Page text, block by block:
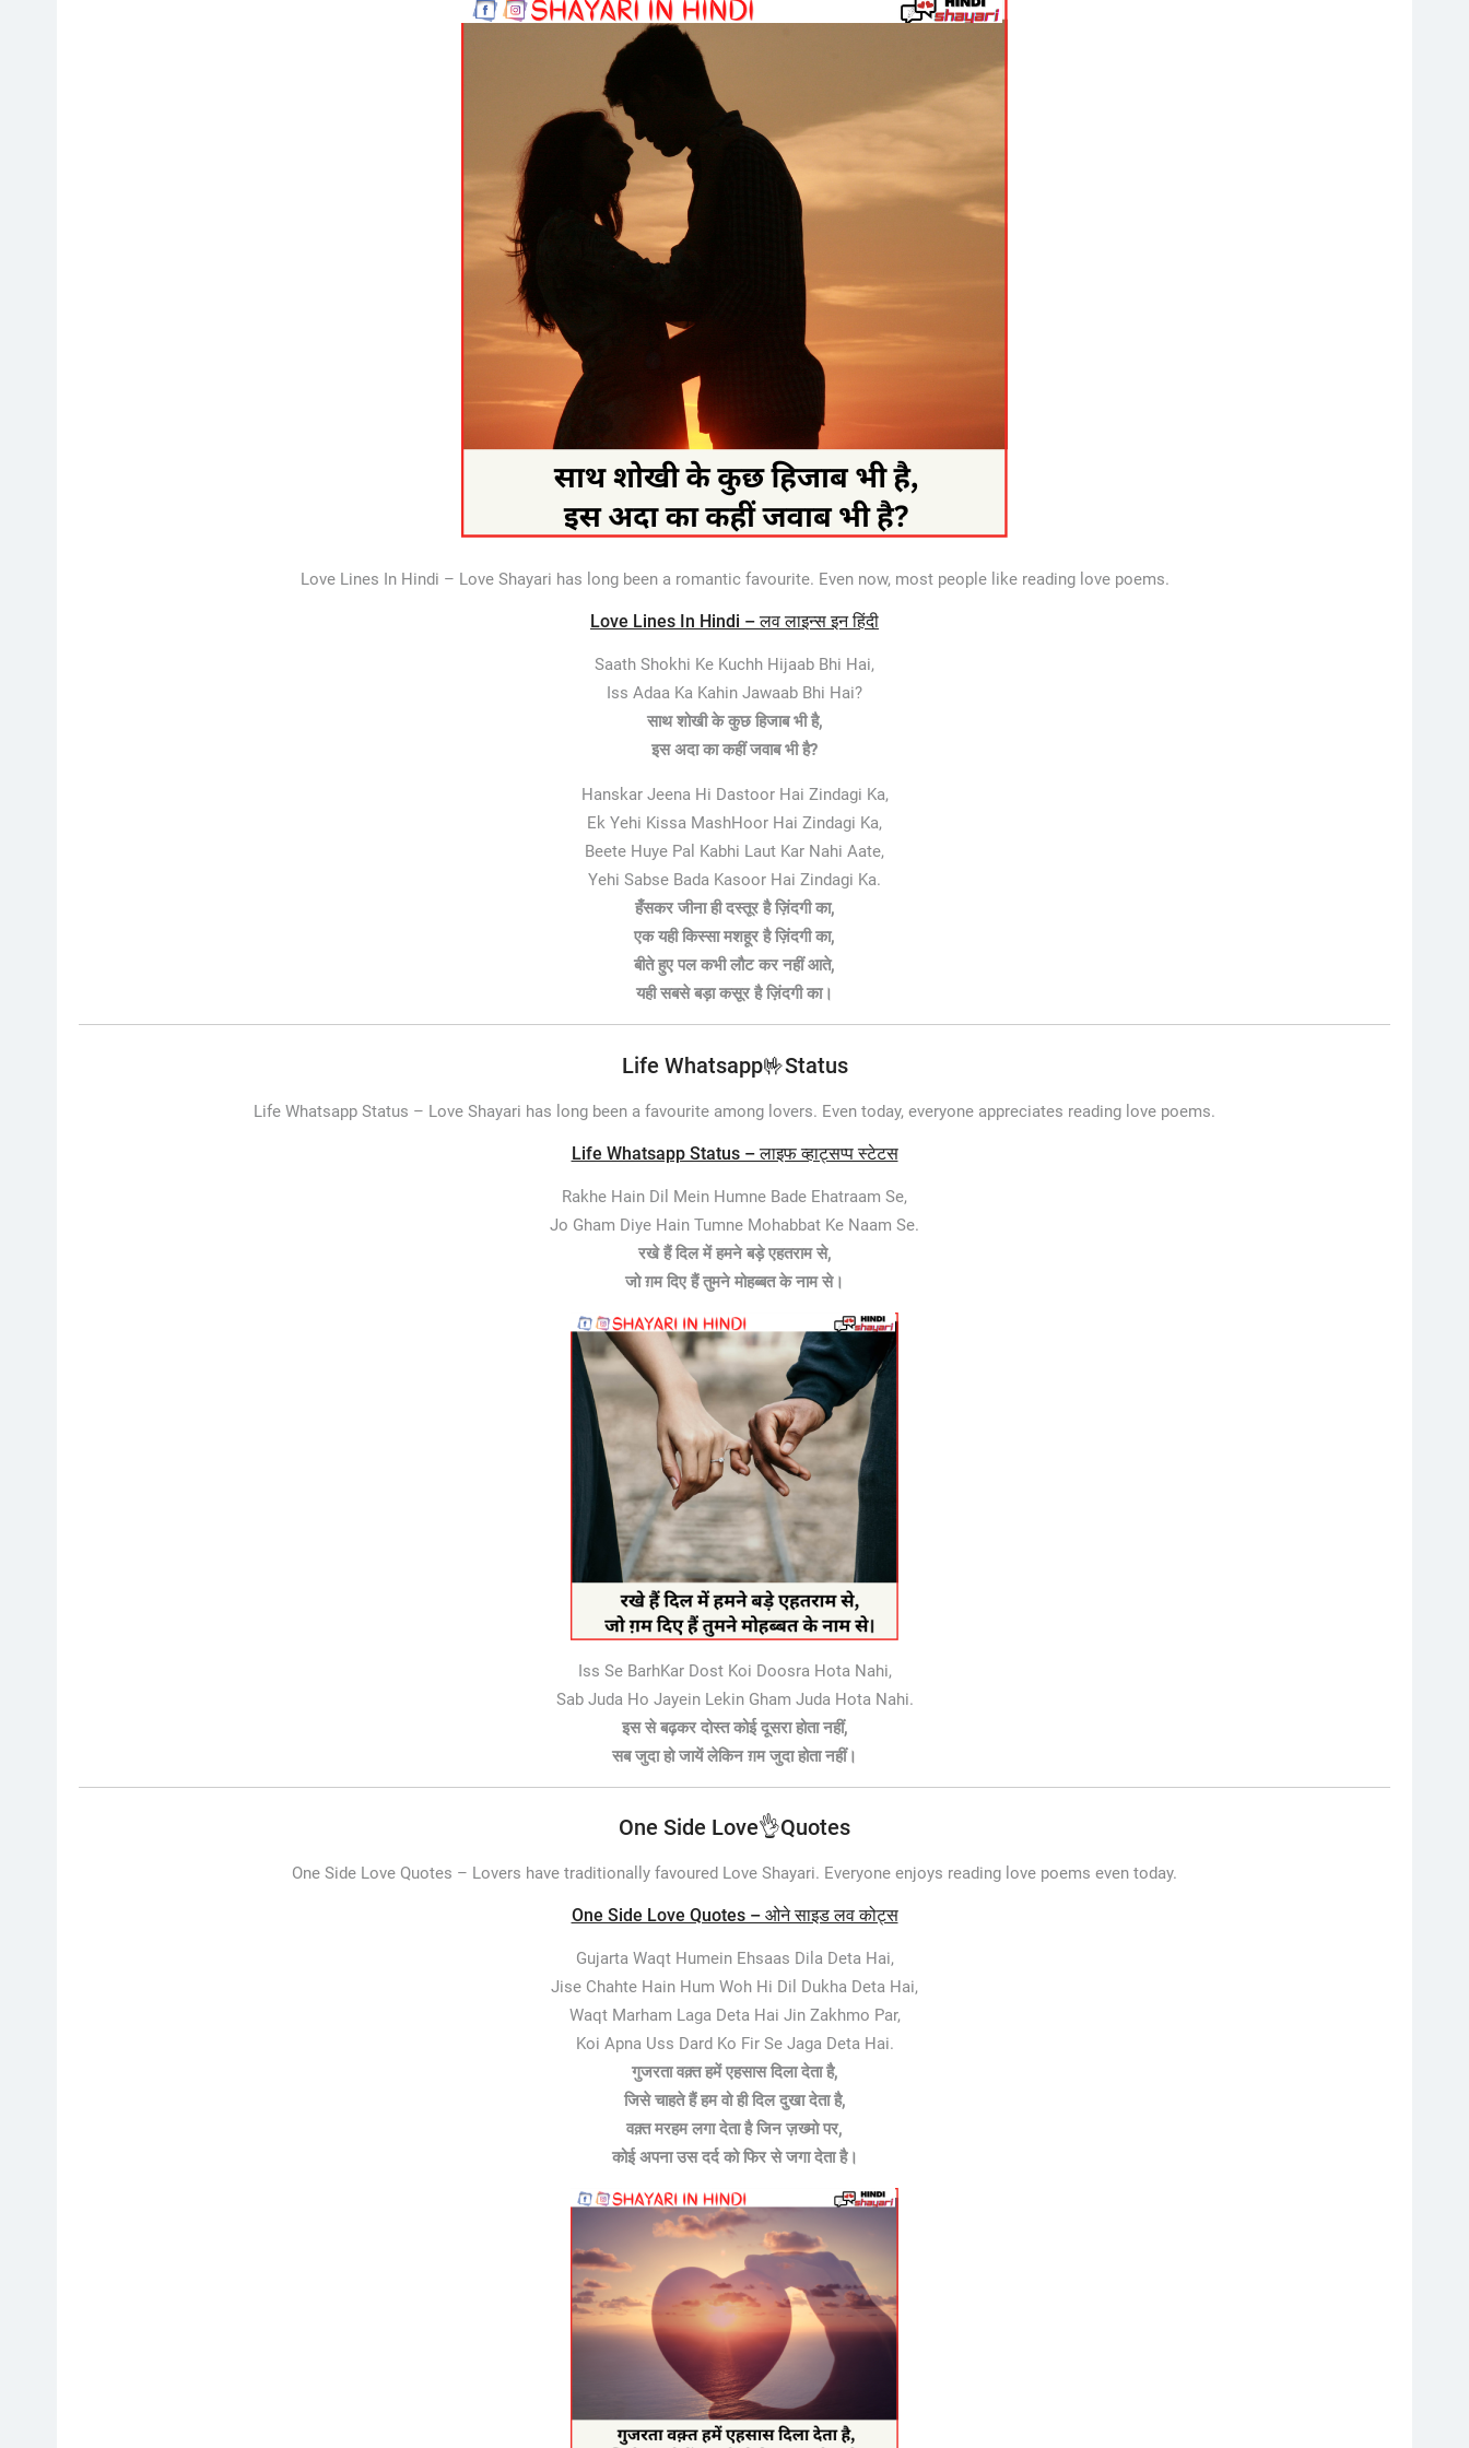
Love Lines In Hindi – Love Shayari has long been a romantic favourite. Even now, most people like reading love poems.
Love Lines In Hindi – लव लाइन्स इन हिंदी
Saath Shokhi Ke Kuchh Hijaab Bhi Hai,
Iss Adaa Ka Kahin Jawaab Bhi Hai?
साथ शोखी के कुछ हिजाब भी है,
इस अदा का कहीं जवाब भी है?
Hanskar Jeena Hi Dastoor Hai Zindagi Ka,
Ek Yehi Kissa MashHoor Hai Zindagi Ka,
Beete Huye Pal Kabhi Laut Kar Nahi Aate,
Yehi Sabse Bada Kasoor Hai Zindagi Ka.
हँसकर जीना ही दस्तूर है ज़िंदगी का,
एक यही किस्सा मशहूर है ज़िंदगी का,
बीते हुए पल कभी लौट कर नहीं आते,
यही सबसे बड़ा कसूर है ज़िंदगी का।
Life Whatsapp🤟Status
Life Whatsapp Status – Love Shayari has long been a favourite among lovers. Even today, everyone appreciates reading love poems.
Life Whatsapp Status – लाइफ व्हाट्सप्प स्टेटस
Rakhe Hain Dil Mein Humne Bade Ehatraam Se,
Jo Gham Diye Hain Tumne Mohabbat Ke Naam Se.
रखे हैं दिल में हमने बड़े एहतराम से,
जो ग़म दिए हैं तुमने मोहब्बत के नाम से।
Iss Se BarhKar Dost Koi Doosra Hota Nahi,
Sab Juda Ho Jayein Lekin Gham Juda Hota Nahi.
इस से बढ़कर दोस्त कोई दूसरा होता नहीं,
सब जुदा हो जायें लेकिन ग़म जुदा होता नहीं।
One Side Love👌Quotes
One Side Love Quotes – Lovers have traditionally favoured Love Shayari. Everyone enjoys reading love poems even today.
One Side Love Quotes – ओने साइड लव कोट्स
Gujarta Waqt Humein Ehsaas Dila Deta Hai,
Jise Chahte Hain Hum Woh Hi Dil Dukha Deta Hai,
Waqt Marham Laga Deta Hai Jin Zakhmo Par,
Koi Apna Uss Dard Ko Fir Se Jaga Deta Hai.
गुजरता वक़्त हमें एहसास दिला देता है,
जिसे चाहते हैं हम वो ही दिल दुखा देता है,
वक़्त मरहम लगा देता है जिन ज़ख्मो पर,
कोई अपना उस दर्द को फिर से जगा देता है।